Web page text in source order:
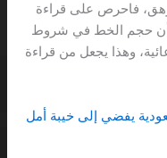
فاحرص على قراءة
أن حجم الخط في شروط
وهذا يجعل من قراءة
يفضي إلى خيبة أمل